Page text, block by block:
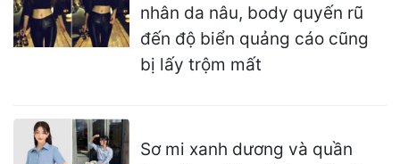
nhân da nâu, body quyến rũ
đến độ biển quảng cáo cũng
bị lấy trộm mất
Sơ mi xanh dương và quần